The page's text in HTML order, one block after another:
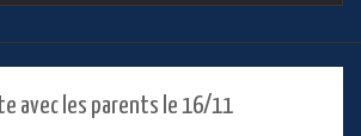
avec les parents le 16/11